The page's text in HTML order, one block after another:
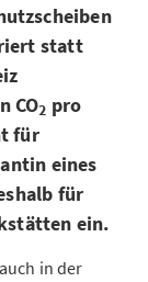
statt
CO2 pro
für
eines
für
ein.
in der